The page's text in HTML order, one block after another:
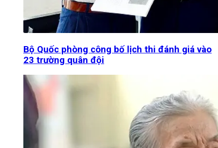
Bộ Quốc phòng công bố lịch thi đánh giá vào
23 trường quân đội